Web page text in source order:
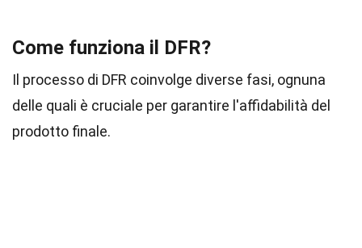
Come funziona il DFR?
Il processo di DFR coinvolge diverse fasi, ognuna
delle quali è cruciale per garantire l'affidabilità del
prodotto finale.